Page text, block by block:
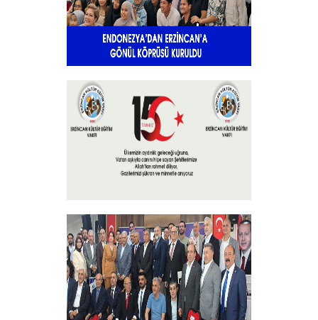
Endonezya’dan Erzincan’a gönül
köprüsü
+
15 Temmuz 2025
+